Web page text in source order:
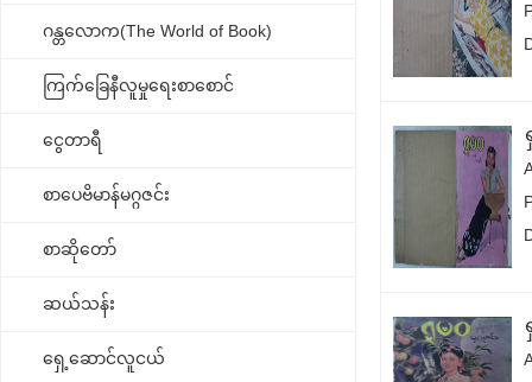
ဂန္တလောက(The World of Book)
ကြက်ခြေနီလူမှုရေးစာစောင်
ငွေတာရီ
စာပေဗိမာန်မဂ္ဂဇင်း
စာဆိုတော်
ဆယ်သန်း
ရှေ့ဆောင်လူငယ်